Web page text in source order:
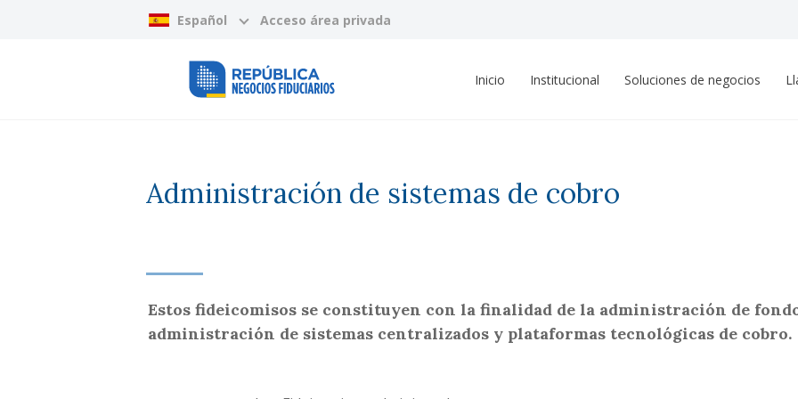
Acceso área privada
Español
Inicio Institucional Soluciones de negocios
Administración de sistemas de cobro
Estos fideicomisos se constituyen con la finalidad de la administración de
administración de sistemas centralizados y plataformas tecnológicas de cobro.